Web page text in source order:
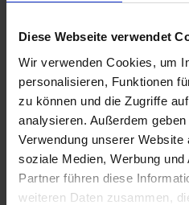
Diese Webseite verwendet
Wir verwenden Cookies, um
personalisieren, Funktionen
zu können und die Zugriffe
analysieren. Außerdem
Verwendung unserer
soziale Medien, Werbung
Partner führen diese
weiteren Daten zusammen,
Flachstrahldüse 110
Grad
zzgl. MwSt.
34,57 € / St
ZUM PRODUKT
Anmelden für Ihren